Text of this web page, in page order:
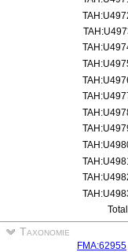
Total
Taxonomie
FMA:62955